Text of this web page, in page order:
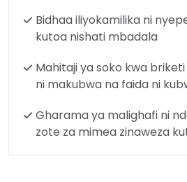
Bidhaa iliyokamilika ni
kutoa nishati mbadala
Mahitaji ya soko kwa
ni makubwa na faida ni
Gharama ya malighafi ni
zote za mimea zinaweza